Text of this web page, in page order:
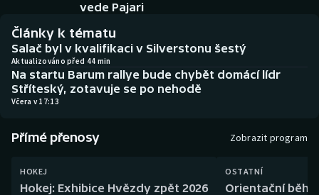
Baseball a softbal
Basketbal
Biatlon
Box
Curling
Historické návraty
Aplikace ČT sport
vede Pajari
Články k tématu
Salač byl v kvalifikaci v Silverstonu šestý
Aktualizováno před 44 min
Na startu Barum rallye bude chybět domácí lídr
Stříteský, zotavuje se po nehodě
Včera v 17:13
Přímé přenosy Zobrazit program
HOKEJ
Hokej: Exhibice Hvězdy zpět 2026
OSTATNÍ
Orientační běh: